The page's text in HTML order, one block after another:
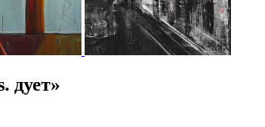
дует»